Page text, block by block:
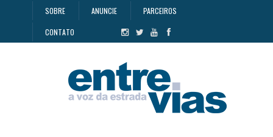
SOBRE ANUNCIE PARCEIROS
CONTATO